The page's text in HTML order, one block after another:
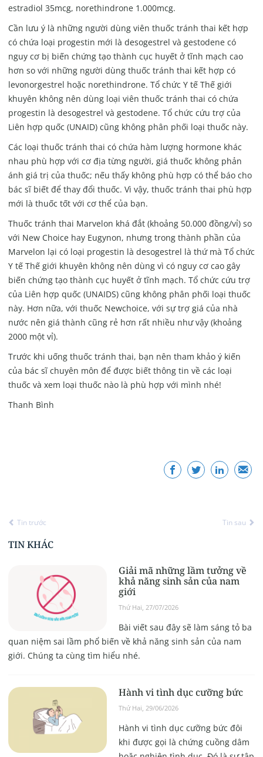
estradiol 35mcg, norethindrone 1.000mcg.
Cần lưu ý là những người dùng viên thuốc tránh thai kết hợp
có chứa loại progestin mới là desogestrel và gestodene có
nguy cơ bị biến chứng tạo thành cục huyết ở tĩnh mạch cao
hơn so với những người dùng thuốc tránh thai kết hợp có
levonorgestrel hoặc norethindrone. Tổ chức Y tế Thế giới
khuyên không nên dùng loại viên thuốc tránh thai có chứa
progestin là desogestrel và gestodene. Tổ chức cứu trợ của
Liên hợp quốc (UNAID) cũng không phân phối loại thuốc này.
Các loại thuốc tránh thai có chứa hàm lượng hormone khác
nhau phù hợp với cơ địa từng người, giá thuốc không phản
ánh giá trị của thuốc; nếu thấy không phù hợp có thể báo cho
bác sĩ biết để thay đổi thuốc. Vì vậy, thuốc tránh thai phù hợp
mới là thuốc tốt với cơ thể của bạn.
Thuốc tránh thai Marvelon khá đắt (khoảng 50.000 đồng/vỉ) so
với New Choice hay Eugynon, nhưng trong thành phần của
Marvelon lại có loại progestin là desogestrel là thứ mà Tổ chức
Y tế Thế giới khuyên không nên dùng vì có nguy cơ cao gây
biến chứng tạo thành cục huyết ở tĩnh mạch. Tổ chức cứu trợ
của Liên hợp quốc (UNAIDS) cũng không phân phối loại thuốc
này. Hơn nữa, với thuốc Newchoice, với sự trợ giá của nhà
nước nên giá thành cũng rẻ hơn rất nhiều như vậy (khoảng
2000 một vỉ).
Trước khi uống thuốc tránh thai, bạn nên tham khảo ý kiến
của bác sĩ chuyên môn để được biết thông tin về các loại
thuốc và xem loại thuốc nào là phù hợp với mình nhé!
Thanh Bình
Tin trước Tin sau
TIN KHÁC
Giải mã những lầm tưởng về
khả năng sinh sản của nam
giới
Thứ Hai, 27/07/2026
Bài viết sau đây sẽ làm sáng tỏ ba
quan niệm sai lầm phổ biến về khả năng sinh sản của nam
giới. Chúng ta cùng tìm hiểu nhé.
Hành vi tình dục cưỡng bức
Thứ Hai, 29/06/2026
Hành vi tình dục cưỡng bức đôi
khi được gọi là chứng cuồng dâm